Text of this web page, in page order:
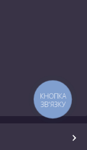
КНОПКА
ЗВ'ЯЗКУ